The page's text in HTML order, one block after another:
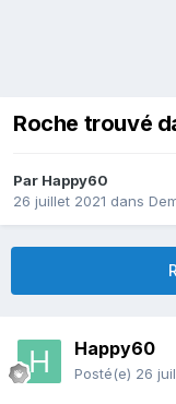
Roche trouvé
Par Happy60
26 juillet 2021 dans
Happy60
Posté(e) 26